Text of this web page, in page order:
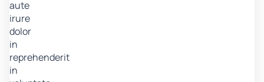
aute
irure
dolor
in
reprehenderit
in